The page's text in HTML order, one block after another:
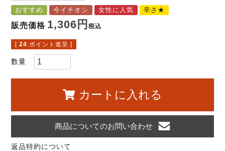
おすすめ 今イチオシ 女性に人気 辛さ★
販売価格 1,306 税込
[ 24 ポイント進呈 ]
カートに入れる
商品についてのお問い合わせ
返品特約について